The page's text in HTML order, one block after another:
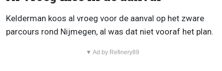
Kelderman koos al vroeg voor de aanval op het zware
parcours rond Nijmegen, al was dat niet vooraf het plan.
▼ Ad by Refinery89